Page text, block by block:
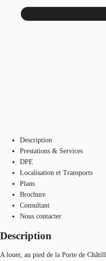
Description
Prestations & Services
DPE
Localisation et Transports
Plans
Brochure
Consultant
Nous contacter
Description
A louer, au pied de la Porte de